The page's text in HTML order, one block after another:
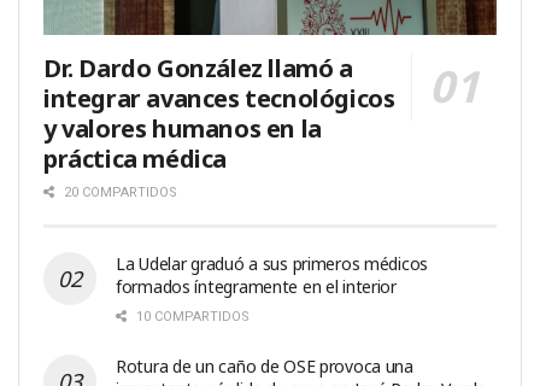
Dr. Dardo González llamó a
integrar avances tecnológicos
y valores humanos en la
práctica médica
20 COMPARTIDOS
La Udelar graduó a sus primeros médicos
formados íntegramente en el interior
10 COMPARTIDOS
Rotura de un caño de OSE provoca una